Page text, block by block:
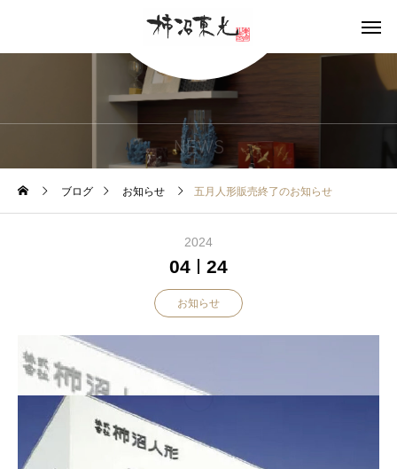
NEWS
ブログ お知らせ 五月人形販売終了のお知らせ
2024
04 24
お知らせ